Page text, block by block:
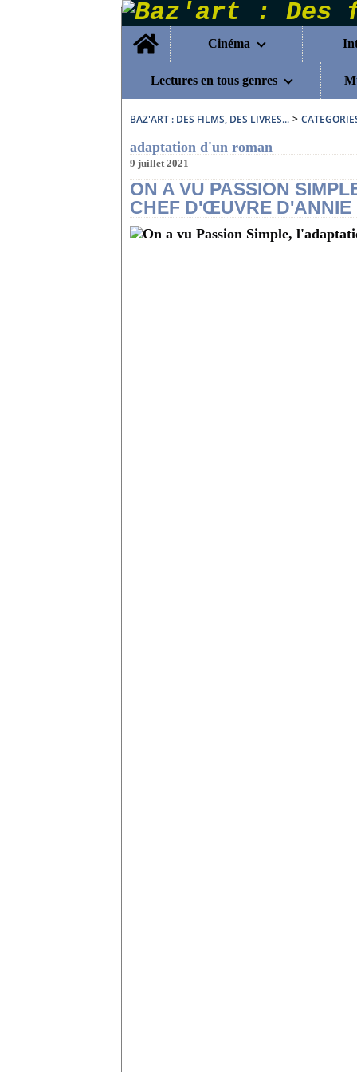
Home
Cinéma
Lectures en tous genres
BAZ'ART : DES FILMS, DES LIVRES... >
adaptation d'un roman
9 juillet 2021
ON A VU PASSION
CHEF D'ŒUVRE D'ANNIE